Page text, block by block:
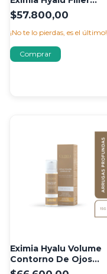
Complex 3d 15 ml
$57.800,00
¡No te lo pierdas, es el último!
Eximia Hyalu Volume
Contorno De Ojos
Complex 3d 15gr